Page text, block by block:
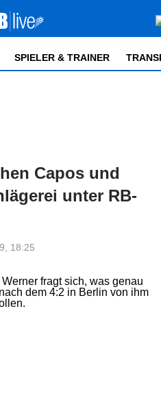
SPIELER & TRAINER
Capos und
unter RB-
18:25